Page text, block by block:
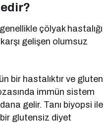
çölyak hastalığı
gelişen olumsuz
bir hastalıktır ve gluten
immün sistem
gelir. Tanı biyopsi ile
bir glutensiz diyet